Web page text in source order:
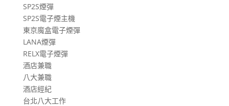
SP2S煙彈
SP2S電子煙主機
東京魔盒電子煙彈
LANA煙彈
RELX電子煙彈
酒店兼職
八大兼職
酒店經紀
台北八大工作